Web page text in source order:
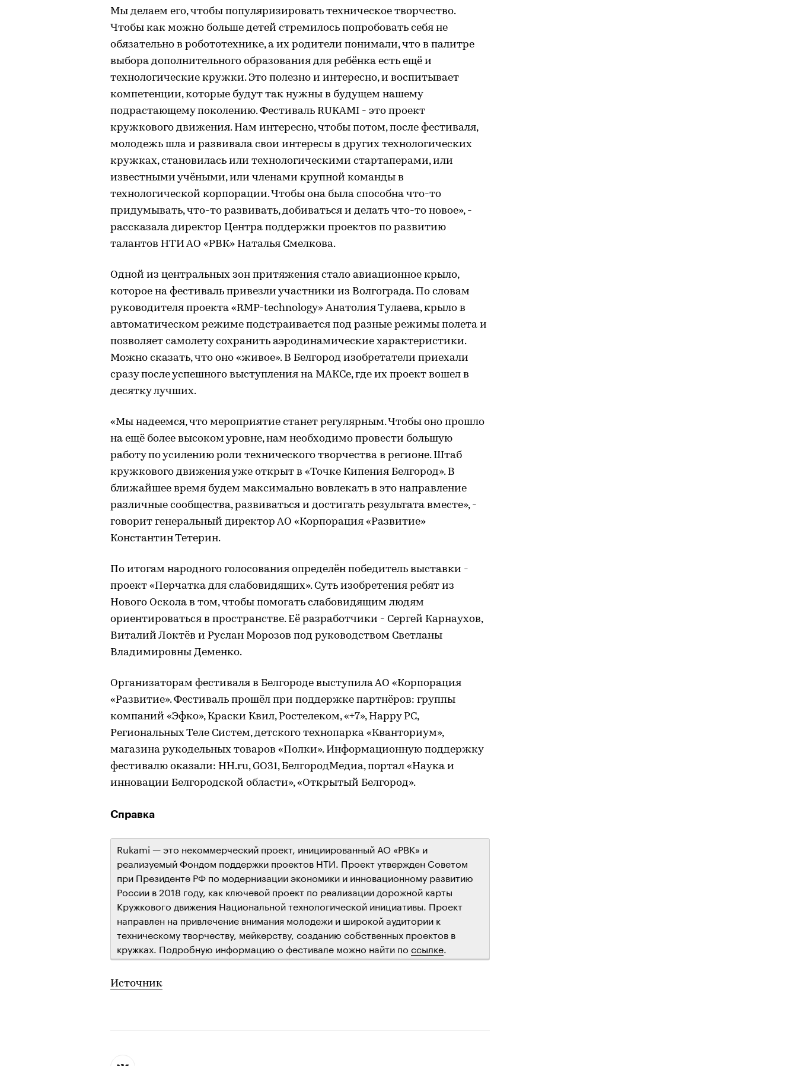
Мы делаем его, чтобы популяризировать техническое творчество.
Чтобы как можно больше детей стремилось попробовать себя не
обязательно в робототехнике, а их родители понимали, что в палитре
выбора дополнительного образования для ребёнка есть ещё и
технологические кружки. Это полезно и интересно, и воспитывает
компетенции, которые будут так нужны в будущем нашему
подрастающему поколению. Фестиваль RUKAMI - это проект
кружкового движения. Нам интересно, чтобы потом, после фестиваля,
молодежь шла и развивала свои интересы в других технологических
кружках, становилась или технологическими стартаперами, или
известными учёными, или членами крупной команды в
технологической корпорации. Чтобы она была способна что-то
придумывать, что-то развивать, добиваться и делать что-то новое», -
рассказала директор Центра поддержки проектов по развитию
талантов НТИ АО «РВК» Наталья Смелкова.
Одной из центральных зон притяжения стало авиационное крыло,
которое на фестиваль привезли участники из Волгограда. По словам
руководителя проекта «RMP-technology» Анатолия Тулаева, крыло в
автоматическом режиме подстраивается под разные режимы полета и
позволяет самолету сохранить аэродинамические характеристики.
Можно сказать, что оно «живое». В Белгород изобретатели приехали
сразу после успешного выступления на МАКСе, где их проект вошел в
десятку лучших.
«Мы надеемся, что мероприятие станет регулярным. Чтобы оно прошло
на ещё более высоком уровне, нам необходимо провести большую
работу по усилению роли технического творчества в регионе. Штаб
кружкового движения уже открыт в «Точке Кипения Белгород». В
ближайшее время будем максимально вовлекать в это направление
различные сообщества, развиваться и достигать результата вместе», -
говорит генеральный директор АО «Корпорация «Развитие»
Константин Тетерин.
По итогам народного голосования определён победитель выставки -
проект «Перчатка для слабовидящих». Суть изобретения ребят из
Нового Оскола в том, чтобы помогать слабовидящим людям
ориентироваться в пространстве. Её разработчики - Сергей Карнаухов,
Виталий Локтёв и Руслан Морозов под руководством Светланы
Владимировны Деменко.
Организаторам фестиваля в Белгороде выступила АО «Корпорация
«Развитие». Фестиваль прошёл при поддержке партнёров: группы
компаний «Эфко», Краски Квил, Ростелеком, «+7», Happy PC,
Региональных Теле Систем, детского технопарка «Кванториум»,
магазина рукодельных товаров «Полки». Информационную поддержку
фестивалю оказали: HH.ru, GO31, БелгородМедиа, портал «Наука и
инновации Белгородской области», «Открытый Белгород».
Справка
Rukami — это некоммерческий проект, инициированный АО «РВК» и
реализуемый Фондом поддержки проектов НТИ. Проект утвержден Советом
при Президенте РФ по модернизации экономики и инновационному развитию
России в 2018 году, как ключевой проект по реализации дорожной карты
Кружкового движения Национальной технологической инициативы. Проект
направлен на привлечение внимания молодежи и широкой аудитории к
техническому творчеству, мейкерству, созданию собственных проектов в
кружках. Подробную информацию о фестивале можно найти по ссылке
Источник